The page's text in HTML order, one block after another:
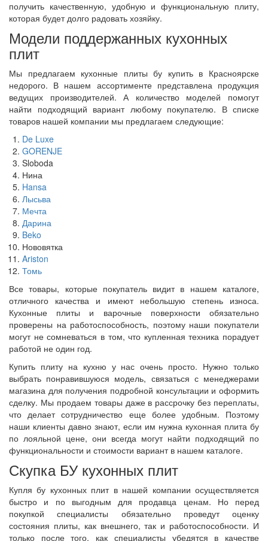
получить качественную, удобную и функциональную плиту,
которая будет долго радовать хозяйку.
Модели поддержанных кухонных
плит
Мы предлагаем кухонные плиты бу купить в Красноярске
недорого. В нашем ассортименте представлена продукция
ведущих производителей. А количество моделей помогут
найти подходящий вариант любому покупателю. В списке
товаров нашей компании мы предлагаем следующие:
De Luxe
GORENJE
Sloboda
Нина
Hansa
Лысьва
Мечта
Дарина
Beko
Нововятка
Ariston
Томь
Все товары, которые покупатель видит в нашем каталоге,
отличного качества и имеют небольшую степень износа.
Кухонные плиты и варочные поверхности обязательно
проверены на работоспособность, поэтому наши покупатели
могут не сомневаться в том, что купленная техника порадует
работой не один год.
Купить плиту на кухню у нас очень просто. Нужно только
выбрать понравившуюся модель, связаться с менеджерами
магазина для получения подробной консультации и оформить
сделку. Мы продаем товары даже в рассрочку без переплаты,
что делает сотрудничество еще более удобным. Поэтому
наши клиенты давно знают, если им нужна кухонная плита бу
по лояльной цене, они всегда могут найти подходящий по
функциональности и стоимости вариант в нашем каталоге.
Скупка БУ кухонных плит
Купля бу кухонных плит в нашей компании осуществляется
быстро и по выгодным для продавца ценам. Но перед
покупкой специалисты обязательно проведут оценку
состояния плиты, как внешнего, так и работоспособности. И
только после того, как специалисты убедятся в качестве